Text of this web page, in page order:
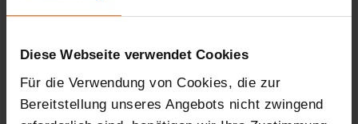
Diese Webseite verwendet Cookies
Für die Verwendung von Cookies, die zur
Bereitstellung unseres Angebots nicht zwingend